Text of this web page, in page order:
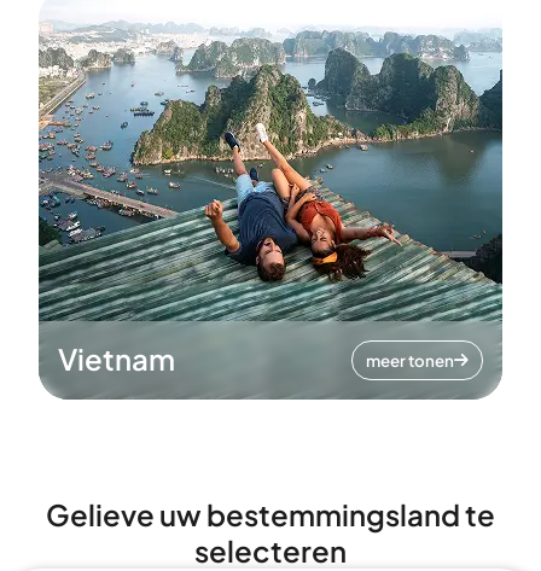
Vietnam meer tonen
Gelieve uw bestemmingsland te
selecteren